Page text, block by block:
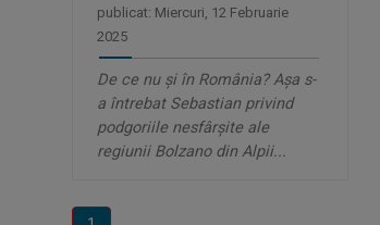
publicat: Miercuri, 12 Februarie
2025
De ce nu și în România? Așa s-
a întrebat Sebastian privind
podgoriile nesfârșite ale
regiunii Bolzano din Alpii...